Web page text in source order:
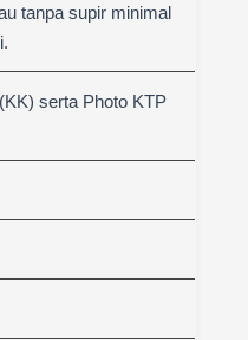
tanpa supir minimal
serta Photo KTP